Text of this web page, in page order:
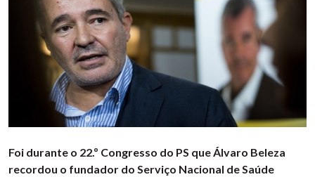
Foi durante o 22.º Congresso do PS que Álvaro Beleza
recordou o fundador do Serviço Nacional de Saúde